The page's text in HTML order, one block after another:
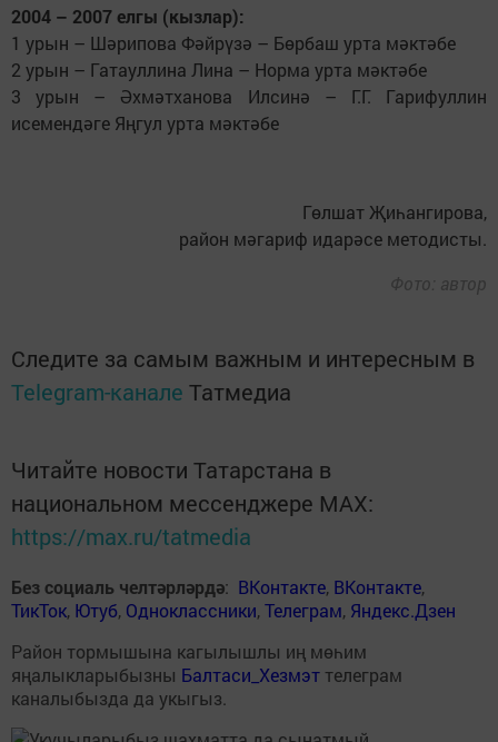
2004 – 2007 елгы (кызлар):
1 урын – Шәрипова Фәйрүзә – Бөрбаш урта мәктәбе
2 урын – Гатауллина Лина – Норма урта мәктәбе
3 урын – Әхмәтханова Илсинә – Г.Г. Гарифуллин
исемендәге Яңгул урта мәктәбе
Гөлшат Җиһангирова,
район мәгариф идарәсе методисты.
Фото: автор
Следите за самым важным и интересным в
Telegram-канале Татмедиа
Читайте новости Татарстана в
национальном мессенджере MАХ:
https://max.ru/tatmedia
Без социаль челтәрләрдә: ВКонтакте, ВКонтакте,
ТикТок, Ютуб, Одноклассники,Телеграм, Яндекс.Дзен
Район тормышына кагылышлы иң мөһим
яңалыкларыбызны Балтаси_Хезмэт телеграм
каналыбызда да укыгыз.